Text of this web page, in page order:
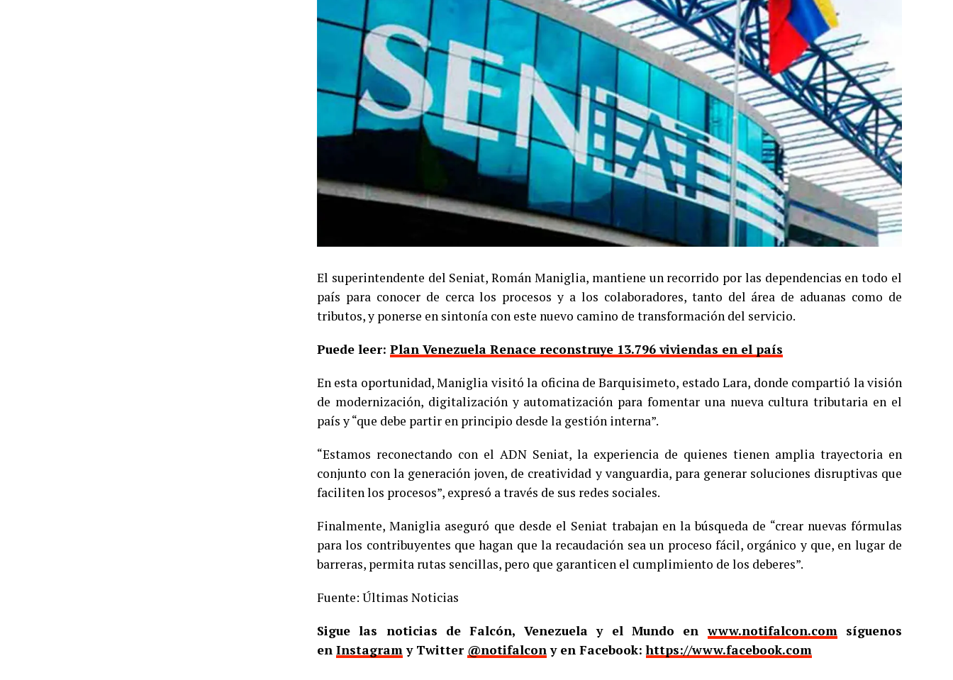
El superintendente del Seniat, Román Maniglia, mantiene un recorrido por las dependencias en todo el
país para conocer de cerca los procesos y a los colaboradores, tanto del área de aduanas como de
tributos, y ponerse en sintonía con este nuevo camino de transformación del servicio.
Puede leer: Plan Venezuela Renace reconstruye 13.796 viviendas en el país
En esta oportunidad, Maniglia visitó la oficina de Barquisimeto, estado Lara, donde compartió la visión
de modernización, digitalización y automatización para fomentar una nueva cultura tributaria en el
país y “que debe partir en principio desde la gestión interna”.
“Estamos reconectando con el ADN Seniat, la experiencia de quienes tienen amplia trayectoria en
conjunto con la generación joven, de creatividad y vanguardia, para generar soluciones disruptivas que
faciliten los procesos”, expresó a través de sus redes sociales.
Finalmente, Maniglia aseguró que desde el Seniat trabajan en la búsqueda de “crear nuevas fórmulas
para los contribuyentes que hagan que la recaudación sea un proceso fácil, orgánico y que, en lugar de
barreras, permita rutas sencillas, pero que garanticen el cumplimiento de los deberes”.
Fuente: Últimas Noticias
Sigue las noticias de Falcón, Venezuela y el Mundo enwww.notifalcon.comsíguenos
en Instagramy Twitter @notifalcony en Facebook:https://www.facebook.com